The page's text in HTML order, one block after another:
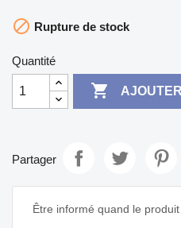
 Rupture de stock
Quantité

Partager
Être informé quand le